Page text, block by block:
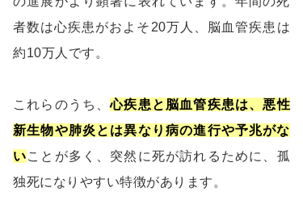
者数は心疾患がおよそ20万人、脳血管疾患は
約10万人です。
これらのうち、心疾患と脳血管疾患は、悪性
新生物や肺炎とは異なり病の進行や予兆がな
いことが多く、突然に死が訪れるために、孤
独死になりやすい特徴があります。